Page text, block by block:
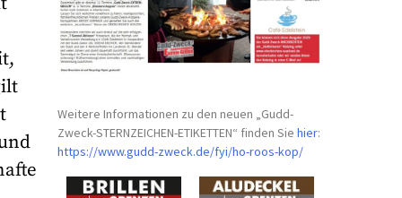
Weitere Informationen zu den neuen „Gudd-
Zweck-STERNZEICHEN-ETIKETTEN“ finden Siehier:
https://www.gudd-zweck.de/fyi/ho-roos-kop/